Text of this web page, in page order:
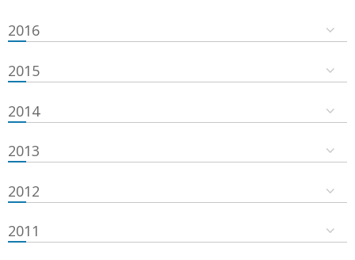
2016
2015
2014
2013
2012
2011